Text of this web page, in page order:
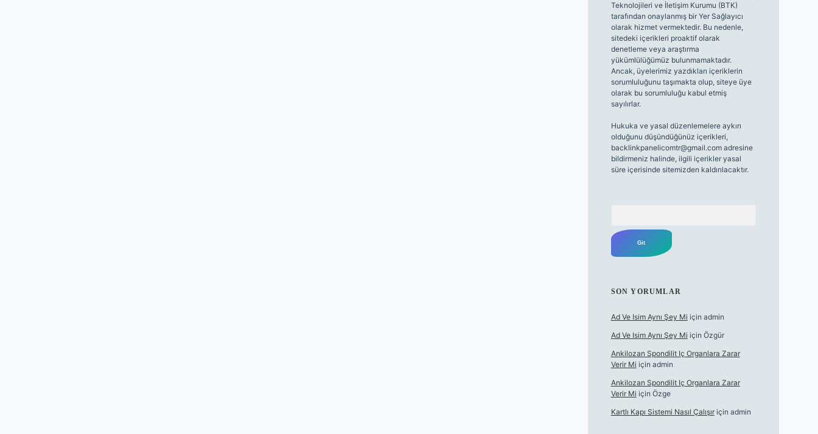
Teknolojileri ve İletişim Kurumu (BTK)
tarafından onaylanmış bir Yer Sağlayıcı
olarak hizmet vermektedir. Bu nedenle,
sitedeki içerikleri proaktif olarak
denetleme veya araştırma
yükümlülüğümüz bulunmamaktadır.
Ancak, üyelerimiz yazdıkları içeriklerin
sorumluluğunu taşımakta olup, siteye üye
olarak bu sorumluluğu kabul etmiş
sayılırlar.
Hukuka ve yasal düzenlemelere aykırı
olduğunu düşündüğünüz içerikleri,
backlinkpanelicomtr@gmail.comadresine
bildirmeniz halinde, ilgili içerikler yasal
süre içerisinde sitemizden kaldırılacaktır.
SON YORUMLAR
Ad Ve Isim Aynı Şey Mi için admin
Ad Ve Isim Aynı Şey Mi için Özgür
Ankilozan Spondilit Iç Organlara Zarar
Verir Mi için admin
Ankilozan Spondilit Iç Organlara Zarar
Verir Mi için Özge
Kartlı Kapı Sistemi Nasıl Çalışıriçin admin